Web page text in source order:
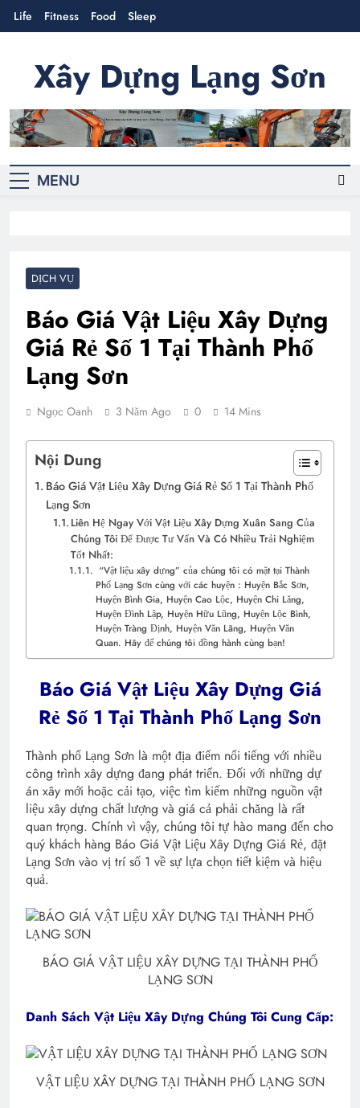
Skip
to
Life Fitness Food Sleep
Xây Dựng Lạng Sơn
Cung cấp sản phẩm-dịch vụ xây dựng
MENU
DỊCH VỤ
Báo Giá Vật Liệu Xây Dựng
Giá Rẻ Số 1 Tại Thành Phố
Lạng Sơn
Ngọc Oanh 3 Năm Ago 0 14 Mins
Nội Dung
Báo Giá Vật Liệu Xây Dựng Giá Rẻ Số 1 Tại Thành Phố
Lạng Sơn
Liên Hệ Ngay Với Vật Liệu Xây Dựng Xuân Sang Của
Chúng Tôi Để Được Tư Vấn Và Có Nhiều Trải Nghiệm
Tốt Nhất:
“Vật liệu xây dựng” của chúng tôi có mặt tại Thành
Phố Lạng Sơn cùng với các huyện : Huyện Bắc Sơn,
Huyện Bình Gia, Huyện Cao Lộc, Huyện Chi Lăng,
Huyện Đình Lập, Huyện Hữu Lũng, Huyện Lộc Bình,
Huyện Tràng Định, Huyện Văn Lãng, Huyện Văn
Quan. Hãy để chúng tôi đồng hành cùng bạn!
Báo Giá Vật Liệu Xây Dựng Giá
Rẻ Số 1 Tại Thành Phố Lạng Sơn
Thành phố Lạng Sơn là một địa điểm nổi tiếng với nhiều
công trình xây dựng đang phát triển. Đối với những dự
án xây mới hoặc cải tạo, việc tìm kiếm những nguồn vật
liệu xây dựng chất lượng và giá cả phải chăng là rất
quan trọng. Chính vì vậy, chúng tôi tự hào mang đến cho
quý khách hàng Báo Giá Vật Liệu Xây Dựng Giá Rẻ, đặt
Lạng Sơn vào vị trí số 1 về sự lựa chọn tiết kiệm và hiệu
quả.
BÁO GIÁ VẬT LIỆU XÂY DỰNG TẠI THÀNH PHỐ
LẠNG SƠN
Danh Sách Vật Liệu Xây Dựng Chúng Tôi Cung Cấp:
VẬT LIỆU XÂY DỰNG TẠI THÀNH PHỐ LẠNG SƠN